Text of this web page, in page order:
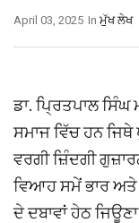
In ਮੁੱਖ ਲੇਖ
April 03, 2025
ਡਾ. ਪ੍ਰਿਤਪਾਲ
ਸਮਾਜ ਵਿੱਚ ਹਨ
ਵਰਗੀ ਜ਼ਿੰਦਗੀ
ਵਿਆਹ ਸਮੇਂ ਭਾਰ
ਦੇ ਦਬਾਵਾਂ ਹੇਠ